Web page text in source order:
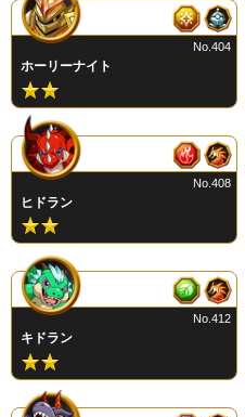
ホーリーナイト
No.404
ヒドラン
No.408
キドラン
No.412